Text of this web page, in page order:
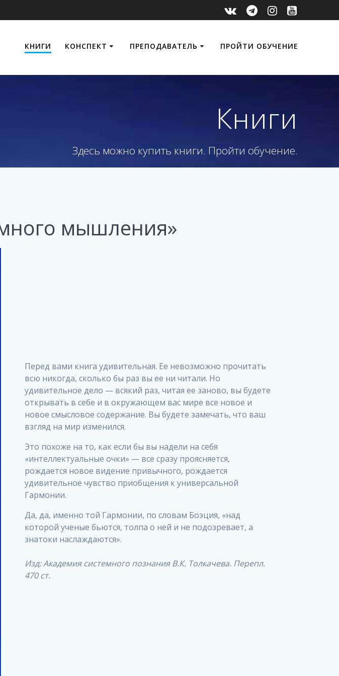
КНИГИ КОНСПЕКТ ПРЕПОДАВАТЕЛЬ ПРОЙТИ ОБУЧЕНИЕ
Книги
Здесь можно купить книги. Пройти обучение.
мышления»
Перед вами книга удивительная. Ее невозможно прочитать
всю никогда, сколько бы раз вы ее ни читали. Но
удивительное дело — всякий раз, читая ее заново, вы будете
открывать в себе и в окружающем вас мире все новое и
новое смысловое содержание. Вы будете замечать, что ваш
взгляд на мир изменился.
Это похоже на то, как если бы вы надели на себя
«интеллектуальные очки» — все сразу проясняется,
рождается новое видение привычного, рождается
удивительное чувство приобщения к универсальной
Гармонии.
Да, да, именно той Гармонии, по словам Боэция, «над
которой ученые бьются, толпа о ней и не подозревает, а
знатоки наслаждаются».
Изд: Академия системного познания В.К. Толкачева. Перепл.
470 ст.